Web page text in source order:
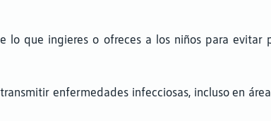
que ingieres o ofreces a los niños para evitar
enfermedades infecciosas, incluso en